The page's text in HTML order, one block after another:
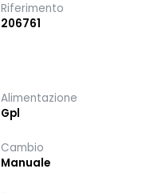
Riferimento
206761
Alimentazione
Gpl
Cambio
Manuale